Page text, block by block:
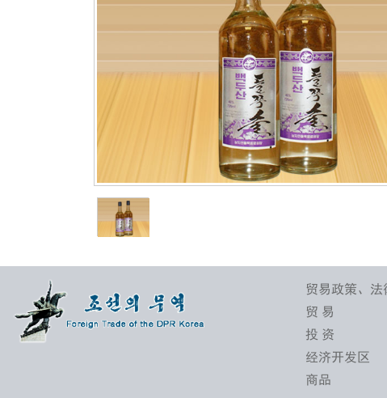
贸易政策、法
贸 易
投 资
经济开发区
商品